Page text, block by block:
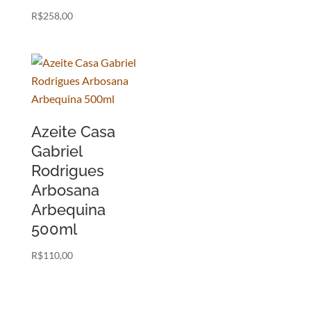
R$258,00
Azeite Casa
Gabriel
Rodrigues
Arbosana
Arbequina
500ml
R$110,00